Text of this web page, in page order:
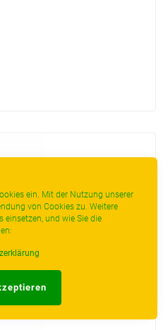
ein. Mit der Nutzung unserer
von Cookies zu. Weitere
einsetzen, und wie Sie die